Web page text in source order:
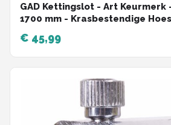
GAD Kettingslot - Art Keurmerk
1700 mm - Krasbestendige Hoes
€ 45,99